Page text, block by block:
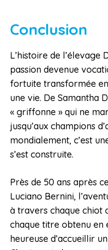
Conclusion
L’histoire de l’élevage
passion devenue
fortuite transformée
une vie. De Samantha
« griffonne » qui ne
jusqu’aux champions
mondialement, c’est
s’est construite.
Près de 50 ans après
Luciano Bernini,
à travers chaque chiot
chaque titre obtenu en
heureuse d’accueillir